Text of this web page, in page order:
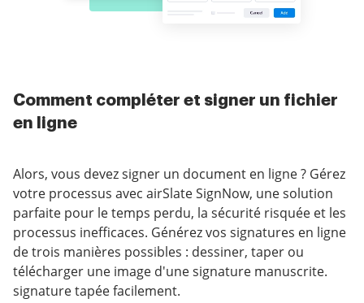
Comment compléter et signer un fichier
en ligne
Alors, vous devez signer un document en ligne ? Gérez
votre processus avec airSlate SignNow, une solution
parfaite pour le temps perdu, la sécurité risquée et les
processus inefficaces. Générez vos signatures en ligne
de trois manières possibles : dessiner, taper ou
télécharger une image d'une signature manuscrite.
signature tapée facilement.